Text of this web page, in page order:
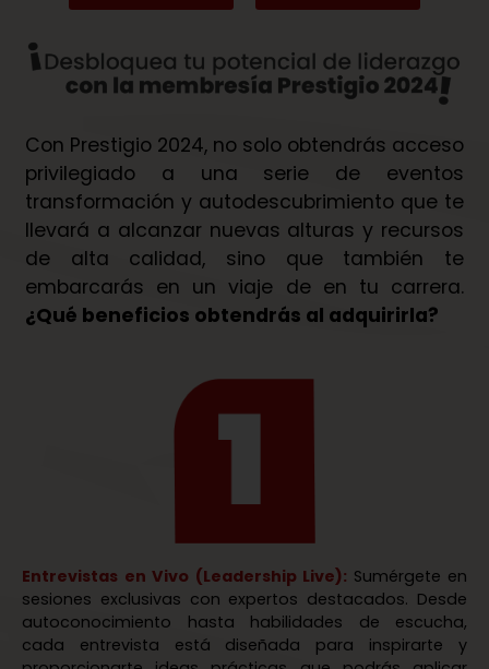
Con Prestigio 2024, no solo obtendrás acceso
privilegiado a una serie de eventos
transformación y autodescubrimiento que te
llevará a alcanzar nuevas alturas y recursos
de alta calidad, sino que también te
embarcarás en un viaje de en tu carrera.
¿Qué beneficios obtendrás al adquirirla?
Entrevistas en Vivo (Leadership Live): Sumérgete en
sesiones exclusivas con expertos destacados. Desde
autoconocimiento hasta habilidades de escucha,
cada entrevista está diseñada para inspirarte y